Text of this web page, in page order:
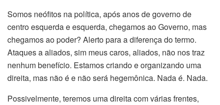
Somos neófitos na política, após anos de governo de
centro esquerda e esquerda, chegamos ao Governo, mas
chegamos ao poder? Alerto para a diferença do termo.
Ataques a aliados, sim meus caros, aliados, não nos traz
nenhum benefício. Estamos criando e organizando uma
direita, mas não é e não será hegemônica. Nada é. Nada.
Possivelmente, teremos uma direita com várias frentes,